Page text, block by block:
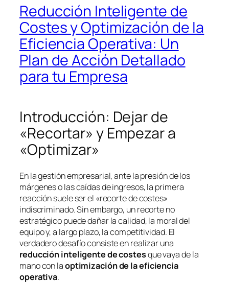
Reducción Inteligente de
Costes y Optimización de la
Eficiencia Operativa: Un
Plan de Acción Detallado
para tu Empresa
Introducción: Dejar de
«Recortar» y Empezar a
«Optimizar»
En la gestión empresarial, ante la presión de los
márgenes o las caídas de ingresos, la primera
reacción suele ser el «recorte de costes»
indiscriminado. Sin embargo, un recorte no
estratégico puede dañar la calidad, la moral del
equipo y, a largo plazo, la competitividad. El
verdadero desafío consiste en realizar una
reducción inteligente de costesque vaya de la
mano con laoptimización de la eficiencia
operativa.